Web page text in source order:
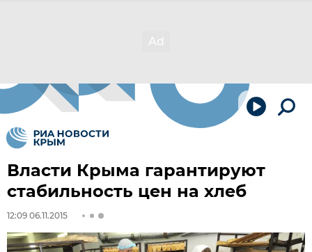
Власти Крыма гарантируют
стабильность цен на хлеб
12:09 06.11.2015